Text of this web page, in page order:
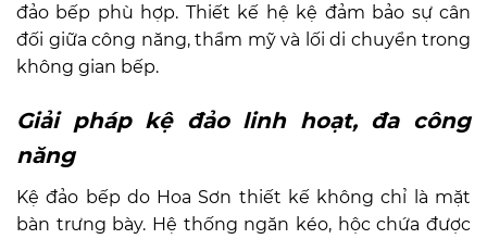
đảo bếp phù hợp. Thiết kế hệ kệ đảm bảo sự cân
đối giữa công năng, thẩm mỹ và lối di chuyển trong
không gian bếp.
Giải pháp kệ đảo linh hoạt, đa công
năng
Kệ đảo bếp do Hoa Sơn thiết kế không chỉ là mặt
bàn trưng bày. Hệ thống ngăn kéo, hộc chứa được